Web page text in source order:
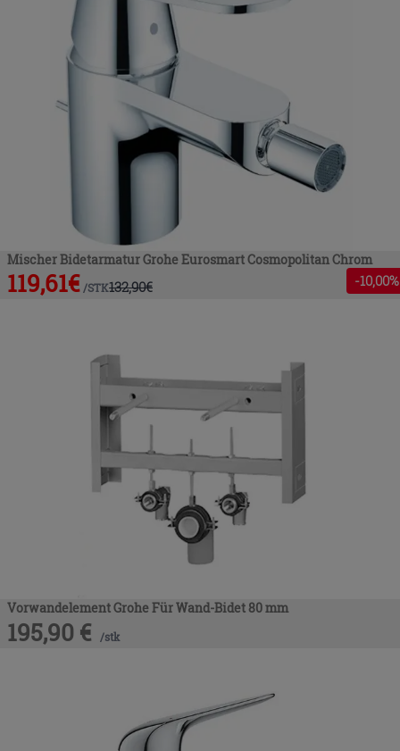
Mischer Bidetarmatur Grohe Eurosmart Cosmopolitan Chrom
119,61€ /STK132,90€ -10,00%
Vorwandelement Grohe Für Wand-Bidet 80 mm
195,90 € /stk